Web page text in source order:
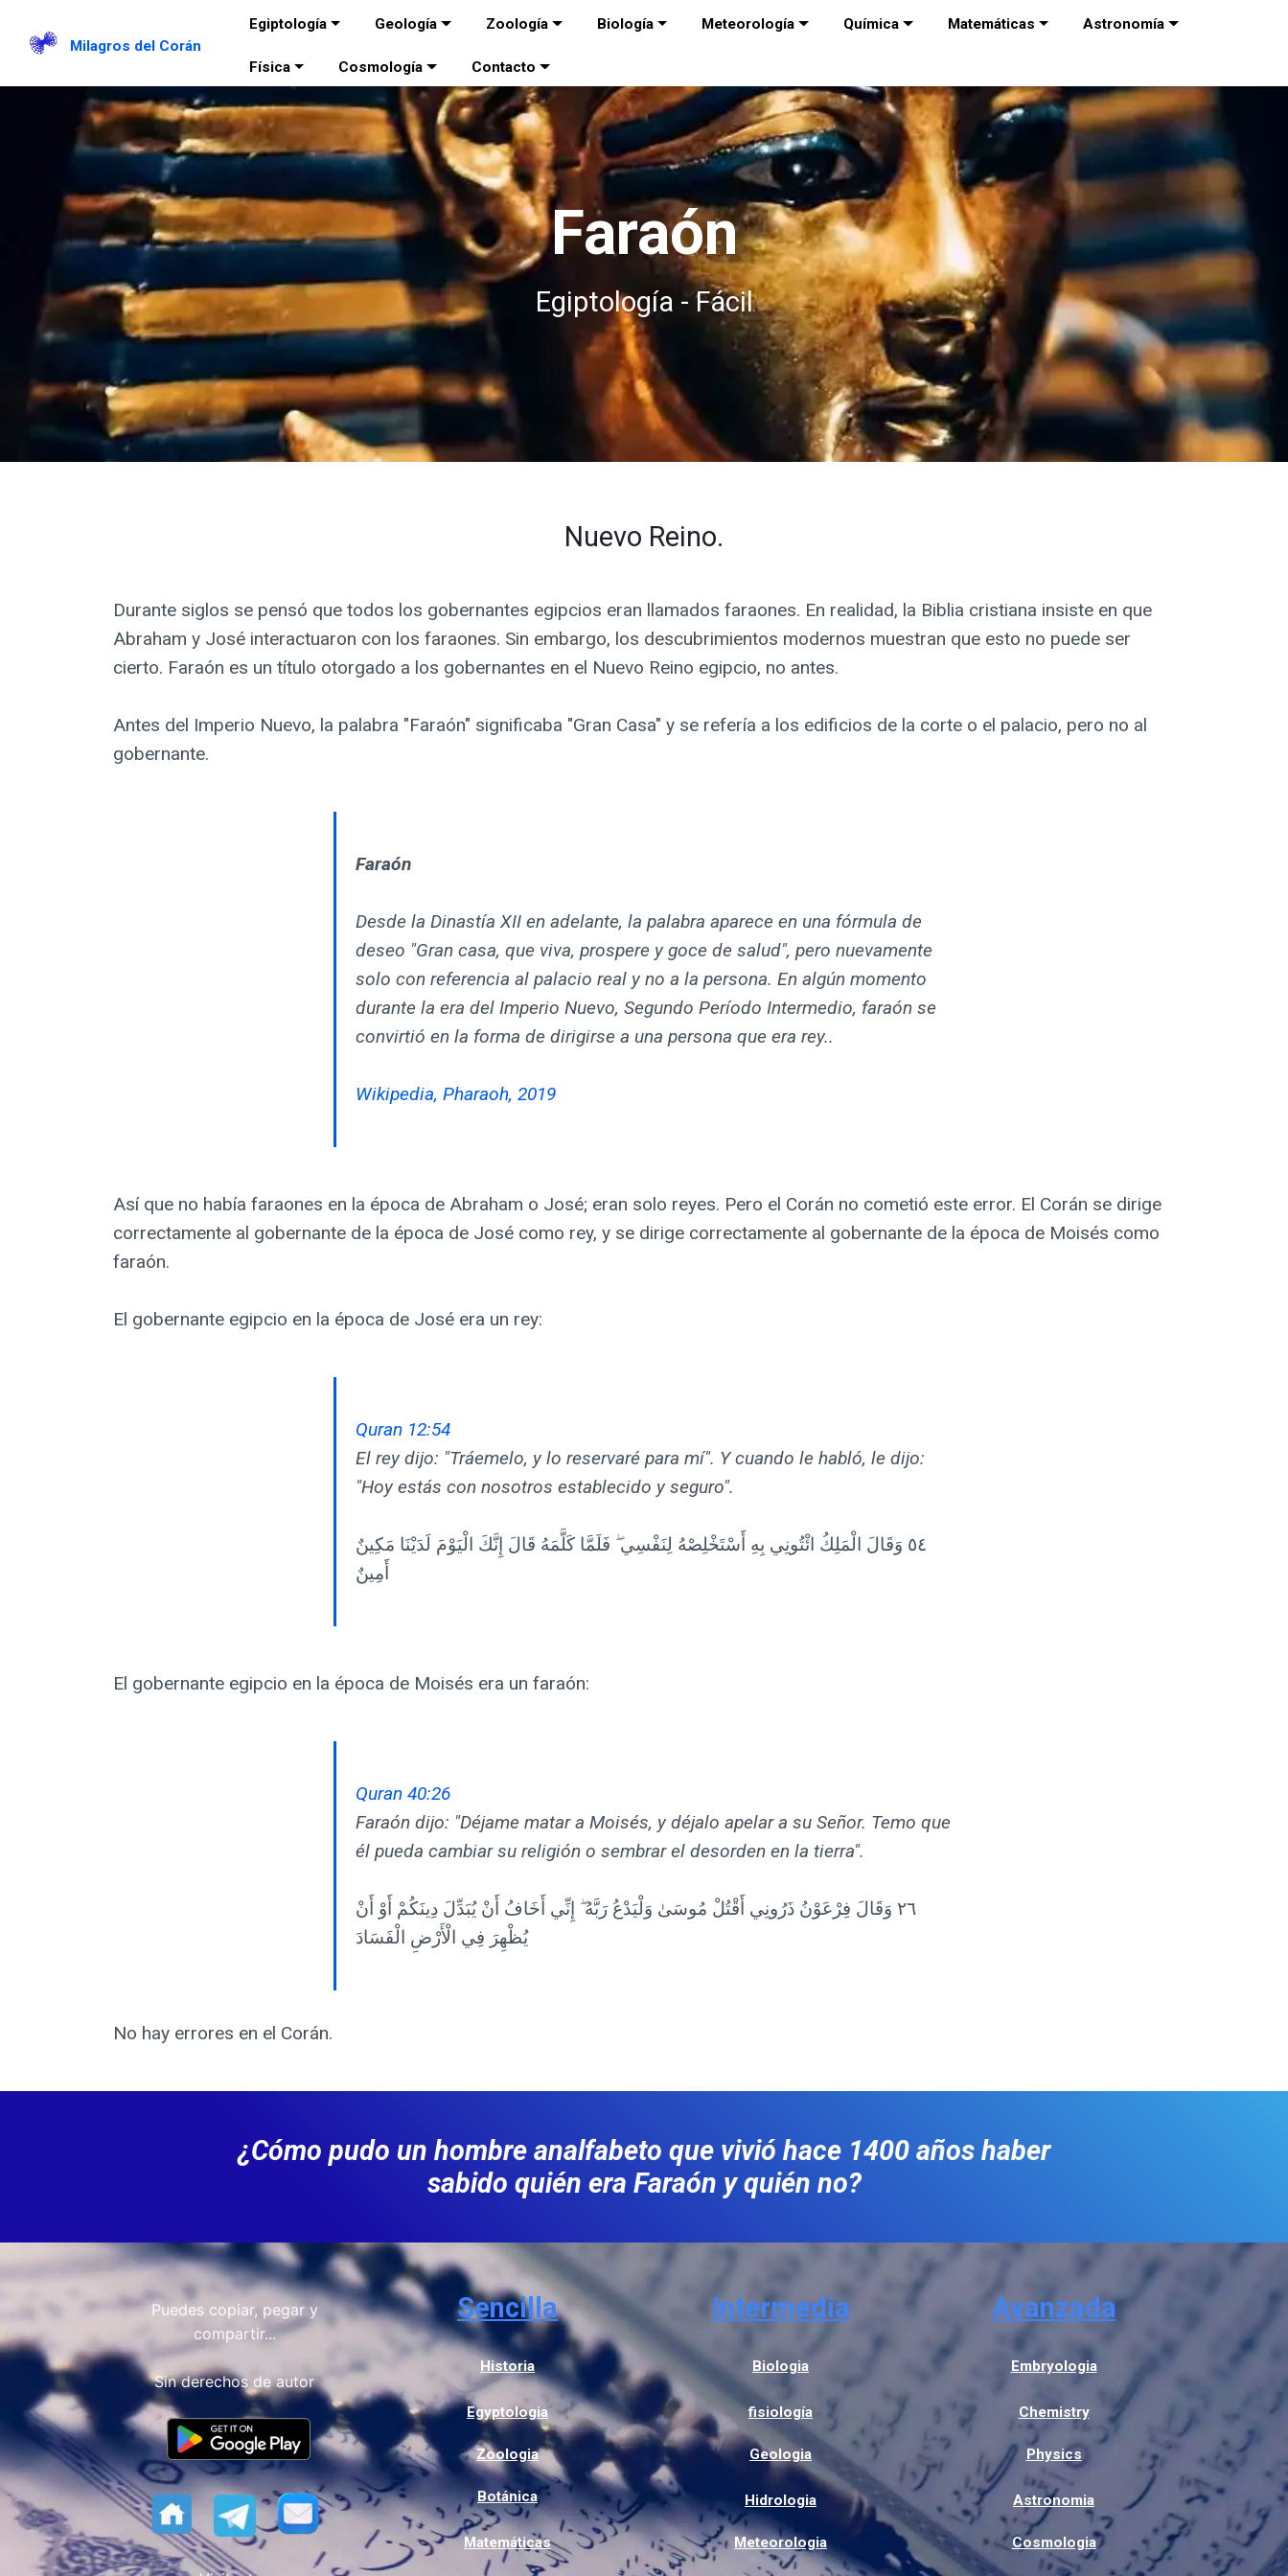
Milagros del Corán
Egiptología Geología Zoología Biología Meteorología Química Matemáticas Astronomía
Física Cosmología Contacto
Faraón
Egiptología - Fácil
Nuevo Reino.
Durante siglos se pensó que todos los gobernantes egipcios eran llamados faraones. En realidad, la Biblia cristiana insiste en que
Abraham y José interactuaron con los faraones. Sin embargo, los descubrimientos modernos muestran que esto no puede ser
cierto. Faraón es un título otorgado a los gobernantes en el Nuevo Reino egipcio, no antes.
Antes del Imperio Nuevo, la palabra "Faraón" significaba "Gran Casa" y se refería a los edificios de la corte o el palacio, pero no al
gobernante.
Faraón
Desde la Dinastía XII en adelante, la palabra aparece en una fórmula de
deseo "Gran casa, que viva, prospere y goce de salud", pero nuevamente
solo con referencia al palacio real y no a la persona. En algún momento
durante la era del Imperio Nuevo, Segundo Período Intermedio, faraón se
convirtió en la forma de dirigirse a una persona que era rey..
Wikipedia, Pharaoh, 2019
Así que no había faraones en la época de Abraham o José; eran solo reyes. Pero el Corán no cometió este error. El Corán se dirige
correctamente al gobernante de la época de José como rey, y se dirige correctamente al gobernante de la época de Moisés como
faraón.
El gobernante egipcio en la época de José era un rey:
Quran 12:54
El rey dijo: "Tráemelo, y lo reservaré para mí". Y cuando le habló, le dijo:
"Hoy estás con nosotros establecido y seguro".
٥٤ وَقَالَ الْمَلِكُ ائْتُونِي بِهِ أَسْتَخْلِصْهُ لِنَفْسِي ۖ فَلَمَّا كَلَّمَهُ قَالَ إِنَّكَ الْيَوْمَ لَدَيْنَا مَكِينٌ
أَمِينٌ
El gobernante egipcio en la época de Moisés era un faraón:
Quran 40:26
Faraón dijo: "Déjame matar a Moisés, y déjalo apelar a su Señor. Temo que
él pueda cambiar su religión o sembrar el desorden en la tierra".
٢٦ وَقَالَ فِرْعَوْنُ ذَرُونِي أَقْتُلْ مُوسَىٰ وَلْيَدْعُ رَبَّهُ ۖ إِنِّي أَخَافُ أَنْ يُبَدِّلَ دِينَكُمْ أَوْ أَنْ
يُظْهِرَ فِي الْأَرْضِ الْفَسَادَ
No hay errores en el Corán.
¿Cómo pudo un hombre analfabeto que vivió hace 1400 años haber
sabido quién era Faraón y quién no?
Puedes copiar, pegar y
compartir...
Sin derechos de autor
Sencilla
Historia
Egyptologia
Zoologia
Botánica
Matemáticas
Intermedia
Biologia
fisiología
Geologia
Hidrologia
Meteorologia
Avanzada
Embryologia
Chemistry
Physics
Astronomia
Cosmologia